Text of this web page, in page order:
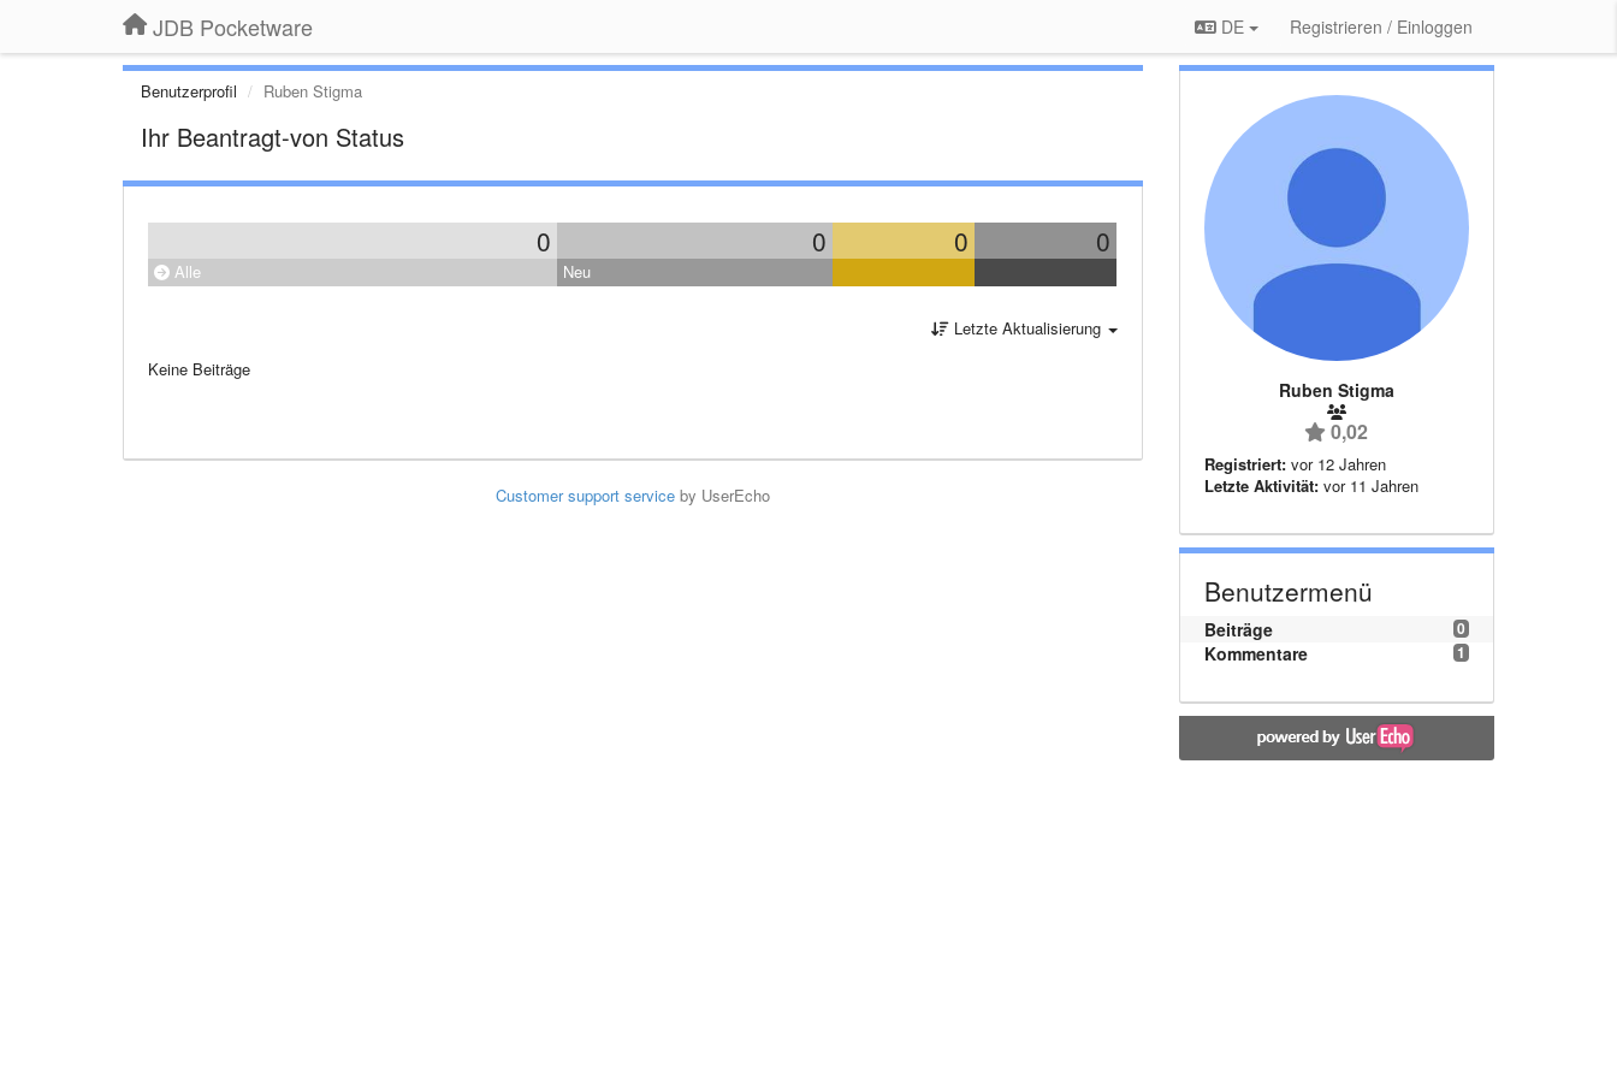
JDB Pocketware DE Registrieren / Einloggen
Benutzerprofil Ruben Stigma
Ihr Beantragt-von Status
0 0 0 0
Alle Neu
Letzte Aktualisierung
Keine Beiträge
Customer support serviceby UserEcho
Ruben Stigma
0,02
Registriert: vor 12 Jahren
Letzte Aktivität: vor 11 Jahren
Benutzermenü
0
Beiträge
1
Kommentare